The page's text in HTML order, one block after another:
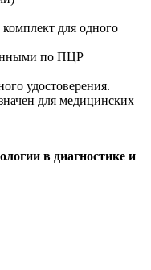
удостоверения.
для медицинских
в диагностике и